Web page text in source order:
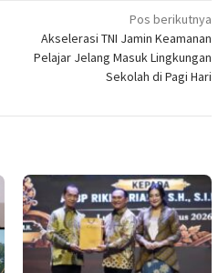
Pos berikutnya
Akselerasi TNI Jamin Keamanan
Pelajar Jelang Masuk Lingkungan
Sekolah di Pagi Hari